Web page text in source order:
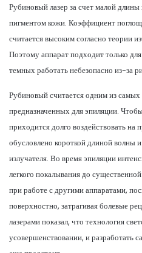
Рубиновый лазер за счет малой
пигментом кожи. Коэффициент
считается высоким согласно теории
Поэтому аппарат подходит только
темных работать небезопасно из-за
Рубиновый считается одним из
предназначенных для эпиляции.
приходится долго воздействовать
обусловлено короткой длиной волны
излучателя. Во время эпиляции
легкого покалывания до
при работе с другими аппаратами,
поверхностно, затрагивая болевые
лазерами показал, что технология
усовершенствовании, и разработать